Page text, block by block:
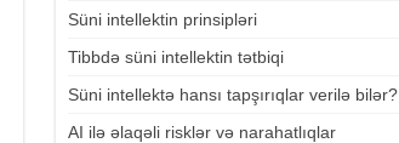
Süni intellektin prinsipləri
Tibbdə süni intellektin tətbiqi
Süni intellektə hansı tapşırıqlar verilə bilər?
AI ilə əlaqəli risklər və narahatlıqlar